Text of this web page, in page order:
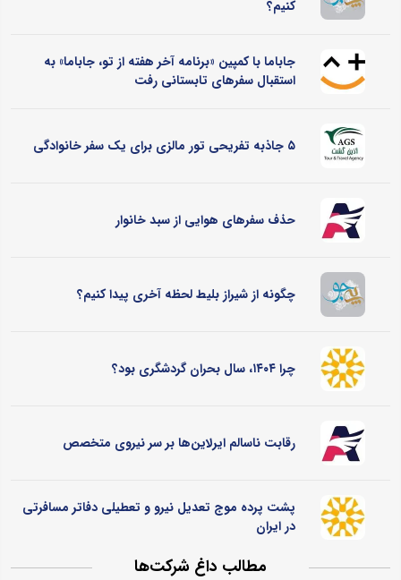
کنیم؟
جاباما با کمپین «برنامه آخر هفته از تو، جاباما» به
استقبال سفرهای تابستانی رفت
۵ جاذبه تفریحی تور مالزی برای یک سفر خانوادگی
حذف سفرهای هوایی از سبد خانوار
چگونه از شیراز بلیط لحظه آخری پیدا کنیم؟
چرا ۱۴۰۴، سال بحران گردشگری بود؟
رقابت ناسالم ایرلاین‌ها بر سر نیروی متخصص
پشت پرده موج تعدیل نیرو و تعطیلی دفاتر مسافرتی
در ایران
مطالب داغ شرکت‌ها